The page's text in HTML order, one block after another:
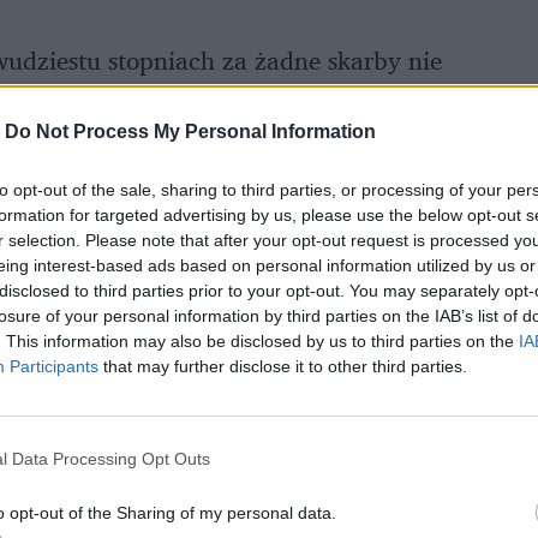
Do Not Process My Personal Information
opt-out of the sale, sharing to third parties, or processing of your
for targeted advertising by us, please use the below opt-out
selection. Please note that after your opt-out request is processed
interest-based ads based on personal information utilized by us
to third parties prior to your opt-out. You may separately
of your personal information by third parties on the IAB’s list of
This information may also be disclosed by us to third parties on the
Participants that may further disclose it to other third parties.
Data Processing Opt Outs
opt-out of the Sharing of my personal data.
stopniach za żadne skarby nie
w każdej idiotycznie. A poza tym ich
- zrozumiałe, choć akurat należę
maja. Powód: inaczej mam permanentne
wygląd jest dla mnie mało
Ale przyznaję, że zimowa pielęgnacja
szału.